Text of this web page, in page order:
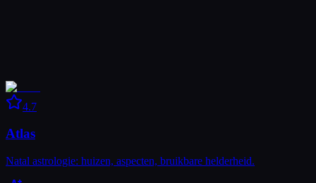
4.7
Atlas
Natal astrologie: huizen, aspecten, bruikbare helderheid.